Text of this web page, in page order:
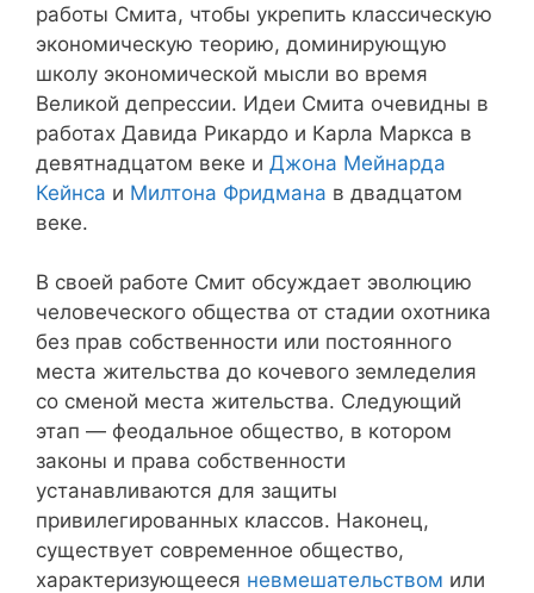
работы Смита, чтобы укрепить классическую
экономическую теорию, доминирующую
школу экономической мысли во время
Великой депрессии. Идеи Смита очевидны в
работах Давида Рикардо и Карла Маркса в
девятнадцатом веке и Джона Мейнарда
Кейнса и Милтона Фридмана в двадцатом
веке.
В своей работе Смит обсуждает эволюцию
человеческого общества от стадии охотника
без прав собственности или постоянного
места жительства до кочевого земледелия
со сменой места жительства. Следующий
этап — феодальное общество, в котором
законы и права собственности
устанавливаются для защиты
привилегированных классов. Наконец,
существует современное общество,
характеризующееся невмешательством или